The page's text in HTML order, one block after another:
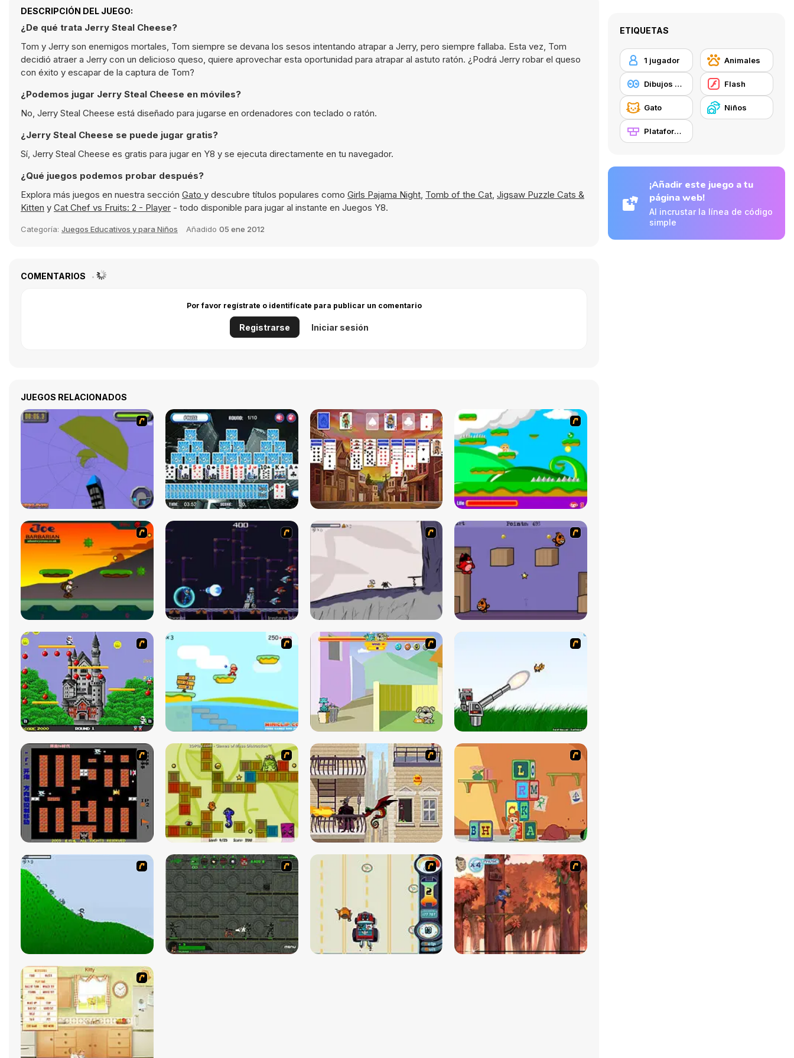
DESCRIPCIÓN DEL JUEGO:
¿De qué trata Jerry Steal Cheese?
Tom y Jerry son enemigos mortales, Tom siempre se devana los sesos intentando atrapar a Jerry, pero siempre fallaba. Esta vez, Tom
decidió atraer a Jerry con un delicioso queso, quiere aprovechar esta oportunidad para atrapar al astuto ratón. ¿Podrá Jerry robar el queso
con éxito y escapar de la captura de Tom?
¿Podemos jugar Jerry Steal Cheese en móviles?
No, Jerry Steal Cheese está diseñado para jugarse en ordenadores con teclado o ratón.
¿Jerry Steal Cheese se puede jugar gratis?
Sí, Jerry Steal Cheese es gratis para jugar en Y8 y se ejecuta directamente en tu navegador.
¿Qué juegos podemos probar después?
Explora más juegos en nuestra sección Gato y descubre títulos populares como Girls Pajama Night, Tomb of the Cat, Jigsaw Puzzle Cats &
Kitten y Cat Chef vs Fruits: 2 - Player - todo disponible para jugar al instante en Juegos Y8.
Categoría: Juegos Educativos y para Niños Añadido 05 ene 2012
COMENTARIOS
Por favor regístrate o identifícate para publicar un comentario
Registrarse Iniciar sesión
JUEGOS RELACIONADOS
ETIQUETAS
1 jugador Animales
Dibujos Animados Flash
Gato Niños
Plataformas
¡Añadir este juego a tu
página web!
Al incrustar la línea de código
simple